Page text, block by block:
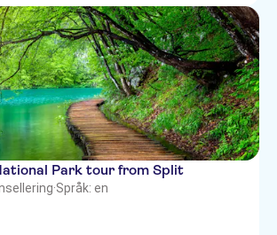
Martinj Split
Antique Split
Split
Hotel
SplitPark tour from Split
·Språk: en